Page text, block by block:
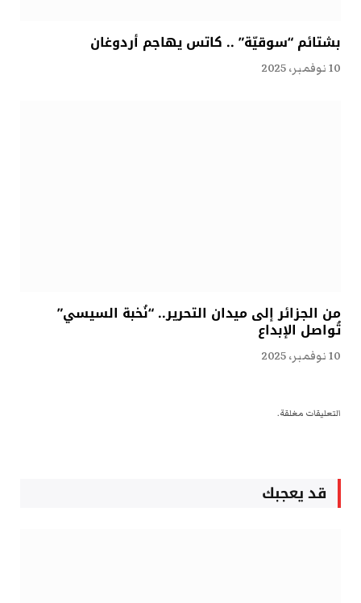
بشتائم “سوقيّة” .. كاتس يهاجم أردوغان
10 نوفمبر، 2025
من الجزائر إلى ميدان التحرير.. “نُخبة السيسي”
تُواصل الإبداع
10 نوفمبر، 2025
التعليقات مغلقة.
قد يعجبك